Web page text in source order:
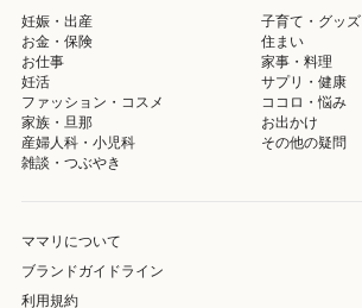
妊娠・出産
子育て・グッズ
お金・保険
住まい
お仕事
家事・料理
妊活
サプリ・健康
ファッション・コスメ
ココロ・悩み
家族・旦那
お出かけ
産婦人科・小児科
その他の疑問
雑談・つぶやき
ママリについて
ブランドガイドライン
利用規約